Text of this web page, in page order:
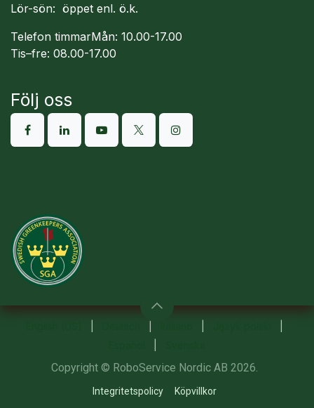
Lör-sön: öppet enl. ö.k.
Telefon timmarMån: 10.00-17.00
Tis–fre: 08.00-17.00
Följ oss
Copyright © RoboService Nordic AB 2026.
Integritetspolicy Köpvillkor